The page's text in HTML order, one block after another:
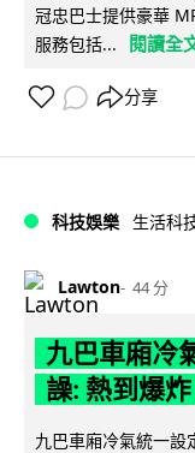
冠忠巴士提供豪華
服務包括...
閱讀全
分享
科技娛樂 生活科
Lawton 44 分
九巴車廂冷
譟: 熱到爆
九巴車廂冷氣統一設